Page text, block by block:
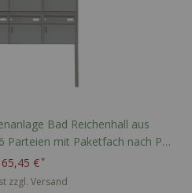
Bad Reichenhall aus
mit Paketfach nach PTT
nach Wahl
€
zzgl. Versand